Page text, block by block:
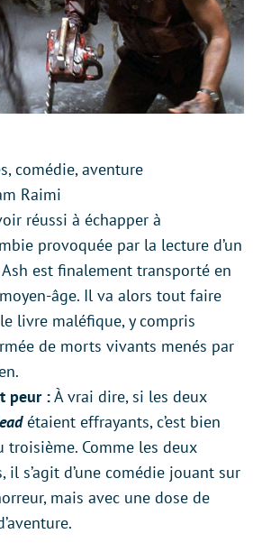
comédie, aventure
Raimi
réussi à échapper à
provoquée par la lecture d’un
est finalement transporté en
âge. Il va alors tout faire
livre maléfique, y compris
de morts vivants menés par
peur :À vrai dire, si les deux
étaient effrayants, c’est bien
troisième. Comme les deux
il s’agit d’une comédie jouant sur
mais avec une dose de